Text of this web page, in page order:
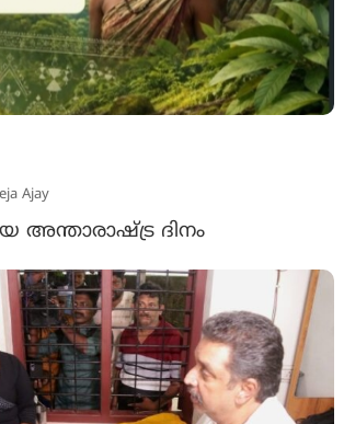
Ajay
അന്താരാഷ്ട്ര ദിനം